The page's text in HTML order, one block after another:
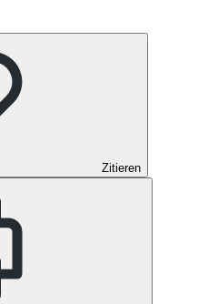
Zitieren